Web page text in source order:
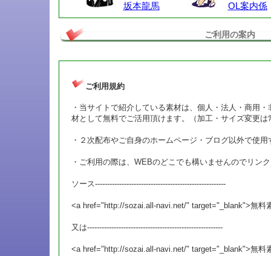
坂本龍馬 OL案内係
ご利用の案内
ご利用規約
・当サイトで紹介している素材は、個人・法人・商用
材として無料でご活用頂けます。（加工・サイズ変更は
・２次配布やご自身のホームページ・ブログ以外で使
・ご利用の際は、WEBのどこでも構いませんのでリン
ソース------------------------------------------------------
<a href="http://sozai.all-navi.net/" target="_blank">無料
又は--------------------------------------------------------
<a href="http://sozai.all-navi.net/" target="_blank">無料